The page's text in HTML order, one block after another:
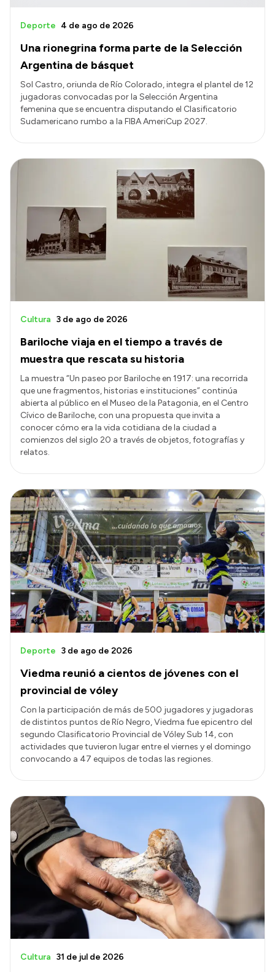
Una rionegrina forma parte de la Selección
Argentina de básquet
Deporte 4 de ago de 2026
Sol Castro, oriunda de Río Colorado, integra el plantel de 12
jugadoras convocadas por la Selección Argentina
femenina que se encuentra disputando el Clasificatorio
Sudamericano rumbo a la FIBA AmeriCup 2027.
Bariloche viaja en el tiempo a través de
muestra que rescata su historia
Cultura 3 de ago de 2026
La muestra “Un paseo por Bariloche en 1917: una recorrida
que une fragmentos, historias e instituciones” continúa
abierta al público en el Museo de la Patagonia, en el Centro
Cívico de Bariloche, con una propuesta que invita a
conocer cómo era la vida cotidiana de la ciudad a
comienzos del siglo 20 a través de objetos, fotografías y
relatos.
Viedma reunió a cientos de jóvenes con el
provincial de vóley
Deporte 3 de ago de 2026
Con la participación de más de 500 jugadores y jugadoras
de distintos puntos de Río Negro, Viedma fue epicentro del
segundo Clasificatorio Provincial de Vóley Sub 14, con
actividades que tuvieron lugar entre el viernes y el domingo
convocando a 47 equipos de todas las regiones.
Cultura 31 de jul de 2026